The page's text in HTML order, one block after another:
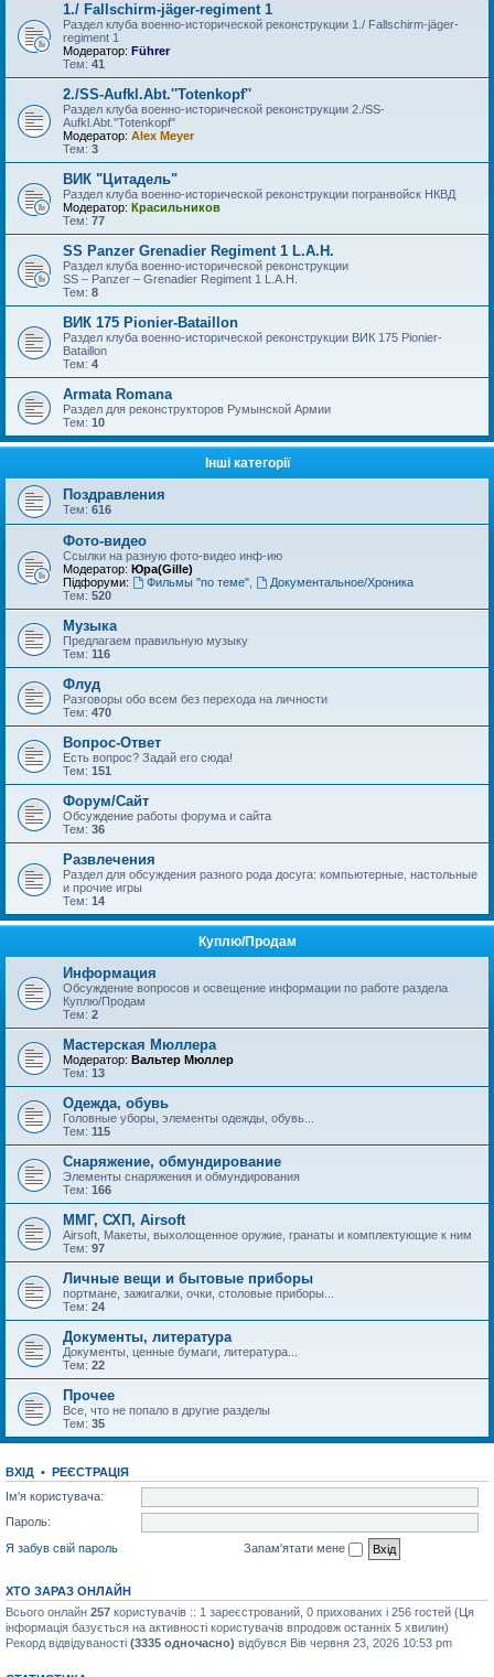
1./ Fallschirm-jäger-regiment 1
Раздел клуба военно-исторической реконструкции 1./ Fallschirm-jäger-
regiment 1
Модератор: Führer
Тем: 41
2./SS-Aufkl.Abt.''Totenkopf''
Раздел клуба военно-исторической реконструкции 2./SS-
Aufkl.Abt.''Totenkopf''
Модератор: Alex Meyer
Тем: 3
ВИК "Цитадель"
Раздел клуба военно-исторической реконструкции погранвойск НКВД
Модератор: Красильников
Тем: 77
SS Panzer Grenadier Regiment 1 L.A.H.
Раздел клуба военно-исторической реконструкции
SS – Panzer – Grenadier Regiment 1 L.A.H.
Тем: 8
ВИК 175 Pionier-Bataillon
Раздел клуба военно-исторической реконструкции ВИК 175 Pionier-
Bataillon
Тем: 4
Armata Romana
Раздел для реконструкторов Румынской Армии
Тем: 10
Інші категорії
Поздравления
Тем: 616
Фото-видео
Ссылки на разную фото-видео инф-ию
Модератор: Юра(Gille)
Підфоруми:
Фильмы "по теме",
Документальное/Хроника
Тем: 520
Музыка
Предлагаем правильную музыку
Тем: 116
Флуд
Разговоры обо всем без перехода на личности
Тем: 470
Вопрос-Ответ
Есть вопрос? Задай его сюда!
Тем: 151
Форум/Сайт
Обсуждение работы форума и сайта
Тем: 36
Развлечения
Раздел для обсуждения разного рода досуга: компьютерные, настольные
и прочие игры
Тем: 14
Куплю/Продам
Информация
Обсуждение вопросов и освещение информации по работе раздела
Куплю/Продам
Тем: 2
Мастерская Мюллера
Модератор: Вальтер Мюллер
Тем: 13
Одежда, обувь
Головные уборы, элементы одежды, обувь...
Тем: 115
Снаряжение, обмундирование
Элементы снаряжения и обмундирования
Тем: 166
ММГ, СХП, Airsoft
Airsoft, Макеты, выхолощенное оружие, гранаты и комплектующие к ним
Тем: 97
Личные вещи и бытовые приборы
портмане, зажигалки, очки, столовые приборы...
Тем: 24
Документы, литература
Документы, ценные бумаги, литература...
Тем: 22
Прочее
Все, что не попало в другие разделы
Тем: 35
ВХІД • РЕЄСТРАЦІЯ
Ім'я користувача:
Пароль:
Я забув свій пароль
Запам'ятати мене
ХТО ЗАРАЗ ОНЛАЙН
Всього онлайн 257 користувачів :: 1 зареєстрований, 0 прихованих і 256 гостей (Ця
інформація базується на активності користувачів впродовж останніх 5 хвилин)
Рекорд відвідуваності (3335 одночасно) відбувся Вів червня 23, 2026 10:53 pm